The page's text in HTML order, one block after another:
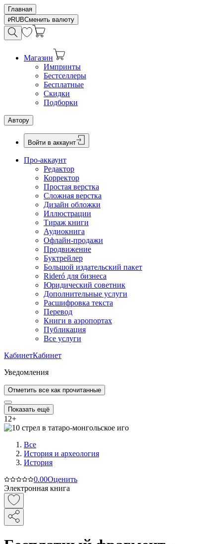
Главная
RUBСменить валюту
Магазин
Импринты
Бестселлеры
Бесплатные
Скидки
Подборки
Автору
Войти в аккаунт
Про-аккаунт
Редактор
Корректор
Простая верстка
Сложная верстка
Дизайн обложки
Иллюстрации
Тираж книги
Аудиокнига
Офлайн-продажи
Продвижение
Буктрейлер
Большой издательский пакет
Rideró для бизнеса
Юридический советник
Дополнительные услуги
Расшифровка текста
Перевод
Книги в аэропортах
Публикация
Все услуги
КабинетКабинет
Уведомления
Отметить все как прочитанные
Показать ещё
12+
Все
История и археология
История
0.00Оценить
Электронная книга